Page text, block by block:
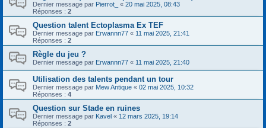
Dernier message par Pierrot_ « 20 mai 2025, 08:43
Réponses : 2
Question talent Ectoplasma Ex TEF
Dernier message par Erwannn77 « 11 mai 2025, 21:41
Réponses : 2
Règle du jeu ?
Dernier message par Erwannn77 « 11 mai 2025, 21:40
Utilisation des talents pendant un tour
Dernier message par Mew Antique « 02 mai 2025, 10:32
Réponses : 4
Question sur Stade en ruines
Dernier message par Kavel « 12 mars 2025, 19:14
Réponses : 2